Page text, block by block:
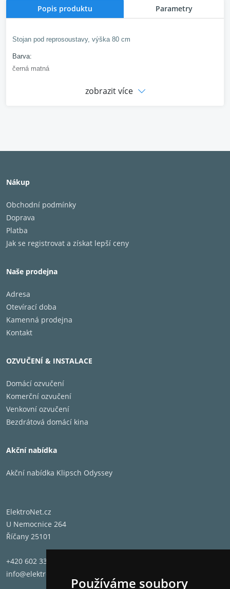
Používáme soubory
Popis produktu Parametry
Stojan pod reprosoustavy, výška 80 cm
Barva:
černá matná
Trubka: 50mm
hroty nahoře i dole
Cena za 1pár
zobrazit více
Nákup
Obchodní podmínky
Doprava
Platba
Jak se registrovat a získat lepší ceny
Naše prodejna
Adresa
Otevírací doba
Kamenná prodejna
Kontakt
OZVUČENÍ & INSTALACE
Domácí ozvučení
Komerční ozvučení
Venkovní ozvučení
Bezdrátová domácí kina
Akční nabídka
Akční nabídka Klipsch Odyssey
ElektroNet.cz
U Nemocnice 264
Říčany 25101
+420 602 331 662
info@elektronet.cz